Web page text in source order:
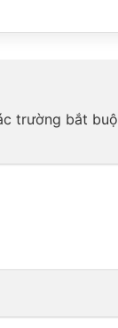
trường bắt